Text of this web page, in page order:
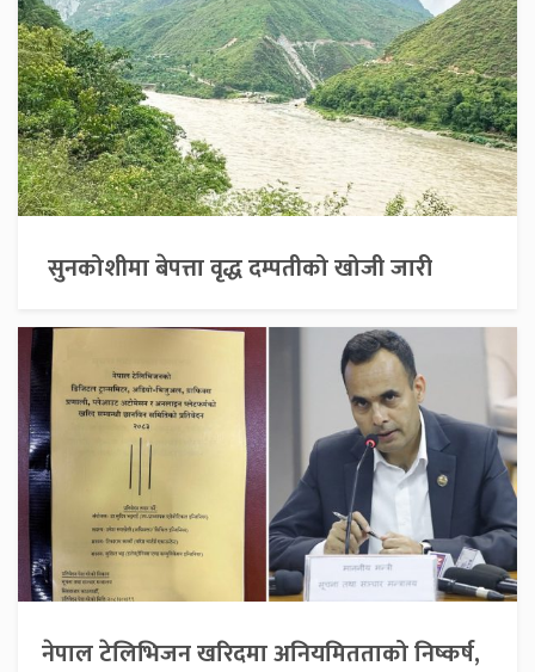
सुनकोशीमा बेपत्ता वृद्ध दम्पतीको खोजी जारी
नेपाल टेलिभिजन खरिदमा अनियमितताको निष्कर्ष,